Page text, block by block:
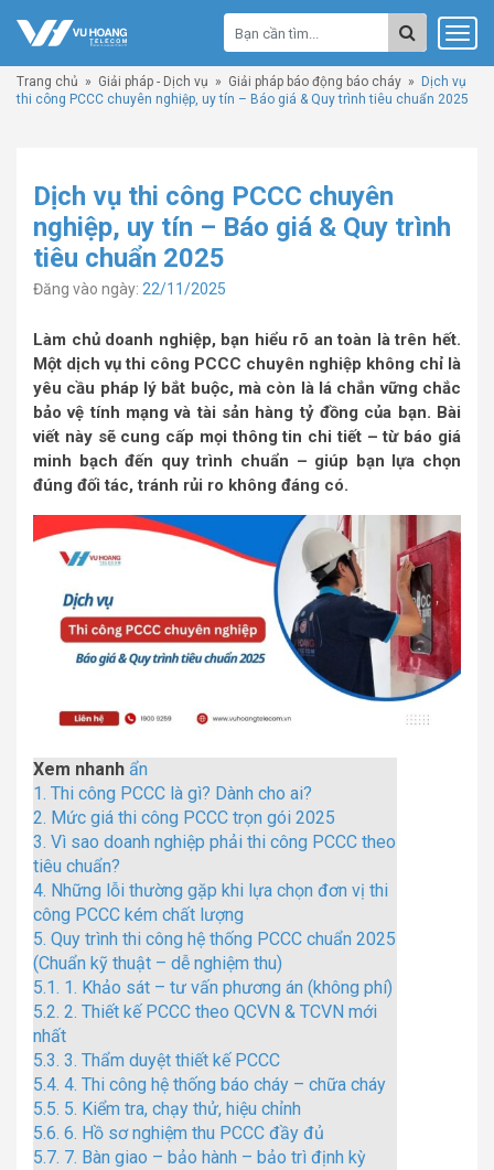
Trang chủ » Giải pháp - Dịch vụ » Giải pháp báo động báo cháy »
Dịch vụ
thi công PCCC chuyên nghiệp, uy tín – Báo giá & Quy trình tiêu chuẩn 2025
Dịch vụ thi công PCCC chuyên
nghiệp, uy tín – Báo giá & Quy trình
tiêu chuẩn 2025
Đăng vào ngày: 22/11/2025
Làm chủ doanh nghiệp, bạn hiểu rõ an toàn là trên hết.
Một dịch vụ thi công PCCC chuyên nghiệp không chỉ là
yêu cầu pháp lý bắt buộc, mà còn là lá chắn vững chắc
bảo vệ tính mạng và tài sản hàng tỷ đồng của bạn. Bài
viết này sẽ cung cấp mọi thông tin chi tiết – từ báo giá
minh bạch đến quy trình chuẩn – giúp bạn lựa chọn
đúng đối tác, tránh rủi ro không đáng có.
Xem nhanh ẩn
1. Thi công PCCC là gì? Dành cho ai?
2. Mức giá thi công PCCC trọn gói 2025
3. Vì sao doanh nghiệp phải thi công PCCC theo
tiêu chuẩn?
4. Những lỗi thường gặp khi lựa chọn đơn vị thi
công PCCC kém chất lượng
5. Quy trình thi công hệ thống PCCC chuẩn 2025
(Chuẩn kỹ thuật – dễ nghiệm thu)
5.1. 1. Khảo sát – tư vấn phương án (không phí)
5.2. 2. Thiết kế PCCC theo QCVN & TCVN mới
nhất
5.3. 3. Thẩm duyệt thiết kế PCCC
5.4. 4. Thi công hệ thống báo cháy – chữa cháy
5.5. 5. Kiểm tra, chạy thử, hiệu chỉnh
5.6. 6. Hồ sơ nghiệm thu PCCC đầy đủ
5.7. 7. Bàn giao – bảo hành – bảo trì định kỳ